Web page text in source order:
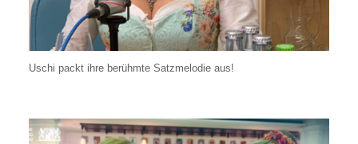
Uschi packt ihre berühmte Satzmelodie aus!